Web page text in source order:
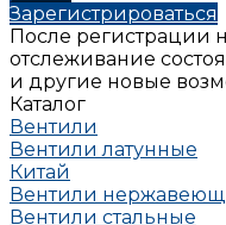
Зарегистрироваться
После регистрации
отслеживание
и другие новые
Каталог
Вентили
Вентили латунные
Китай
Вентили
Вентили стальные